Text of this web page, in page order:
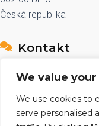
We value
We use cookies to
serve personalised
Česká republika
Kontakt
telefon: +420 776